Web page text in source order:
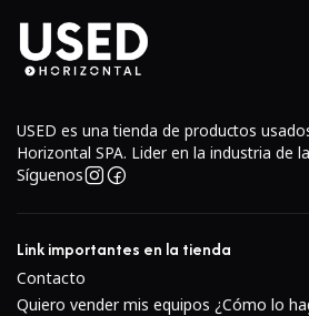
1/2, 1/1
Incluye seis anillos adaptadores
52mm, 55mm, 58mm, 62mm, 67mm
USED es una tienda de productos
Horizontal SPA. Lider en la industria de
Síguenos
Link importantes en la tienda
Contacto
Quiero vender mis equipos ¿Cómo lo